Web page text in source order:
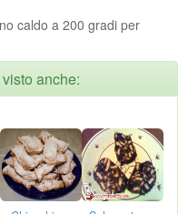
caldo a 200 gradi per
anche: